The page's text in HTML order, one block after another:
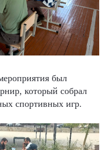
был
который собрал
спортивных игр.